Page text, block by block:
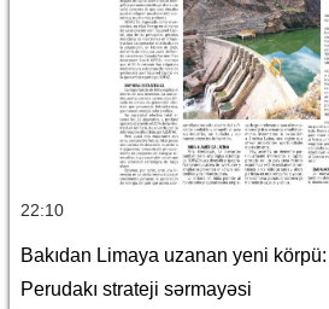
22:10
Bakıdan Limaya uzanan yeni
Perudakı strateji sərmayəsi